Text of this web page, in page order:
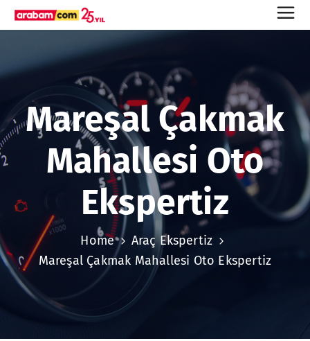
Mareşal Çakmak
Mahallesi Oto
Ekspertiz
Home
Araç Ekspertiz
Mareşal Çakmak Mahallesi Oto Ekspertiz